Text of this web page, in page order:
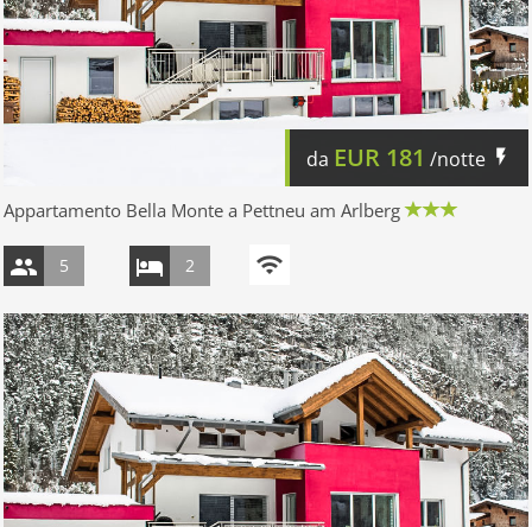
da EUR 181 /notte
Appartamento Bella Monte a Pettneu am Arlberg
5 2